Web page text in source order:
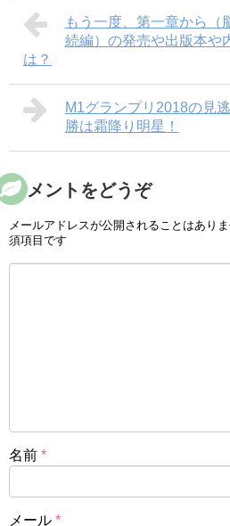
もう一度、第一章から（
続編）の発売や出版本や
は？
M1グランプリ2018の見
勝は霜降り明星！
コメントをどうぞ
メールアドレスが公開されることはありま
須項目です
名前 *
メール *